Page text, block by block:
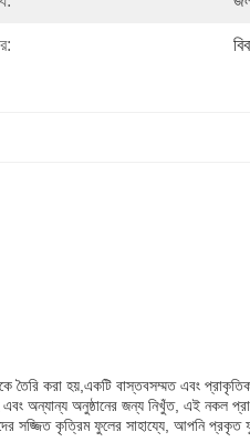
করা হয়,একটি বাস্তবসম্মত এবং
অনুষ্ঠানের জন্য নিখুঁত, এই নকল
সজ্জিত কৃত্রিম ফুলের সাহায্যে, আপনি